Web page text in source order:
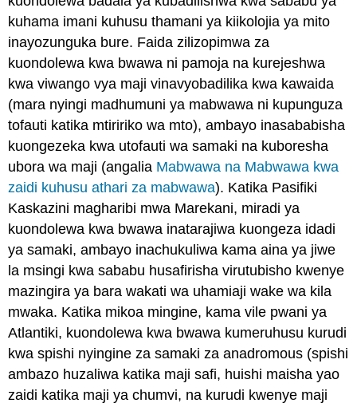
kuhama imani kuhusu thamani ya kiikolojia ya mito
inayozunguka bure. Faida zilizopimwa za
kuondolewa kwa bwawa ni pamoja na kurejeshwa
kwa viwango vya maji vinavyobadilika kwa kawaida
(mara nyingi madhumuni ya mabwawa ni kupunguza
tofauti katika mtiririko wa mto), ambayo inasababisha
kuongezeka kwa utofauti wa samaki na kuboresha
ubora wa maji (angalia Mabwawa na Mabwawa kwa
zaidi kuhusu athari za mabwawa). Katika Pasifiki
Kaskazini magharibi mwa Marekani, miradi ya
kuondolewa kwa bwawa inatarajiwa kuongeza idadi
ya samaki, ambayo inachukuliwa kama aina ya jiwe
la msingi kwa sababu husafirisha virutubisho kwenye
mazingira ya bara wakati wa uhamiaji wake wa kila
mwaka. Katika mikoa mingine, kama vile pwani ya
Atlantiki, kuondolewa kwa bwawa kumeruhusu kurudi
kwa spishi nyingine za samaki za anadromous (spishi
ambazo huzaliwa katika maji safi, huishi maisha yao
zaidi katika maji ya chumvi, na kurudi kwenye maji